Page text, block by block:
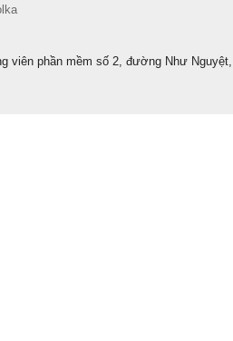
viên phần mềm số 2, đường Như